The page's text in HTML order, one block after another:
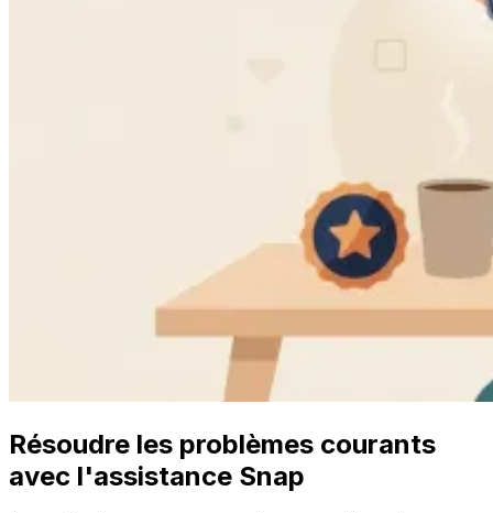
Résoudre les problèmes courants
avec l'assistance Snap